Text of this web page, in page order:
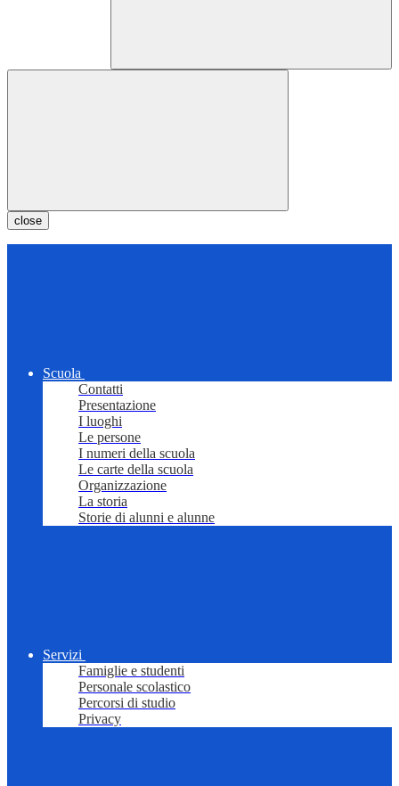
close
Scuola
Contatti
Presentazione
I luoghi
Le persone
I numeri della scuola
Le carte della scuola
Organizzazione
La storia
Storie di alunni e alunne
Servizi
Famiglie e studenti
Personale scolastico
Percorsi di studio
Privacy